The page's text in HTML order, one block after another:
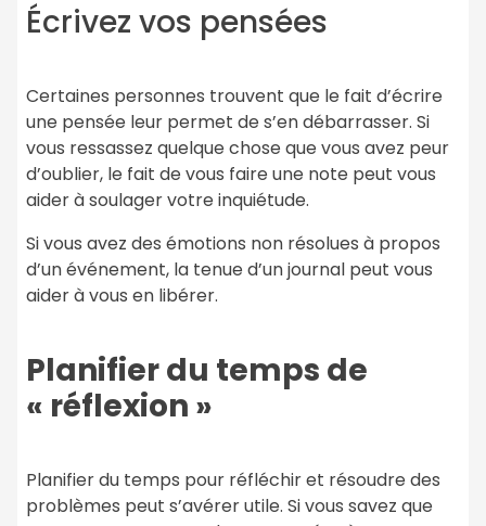
Écrivez vos pensées
Certaines personnes trouvent que le fait d’écrire
une pensée leur permet de s’en débarrasser. Si
vous ressassez quelque chose que vous avez peur
d’oublier, le fait de vous faire une note peut vous
aider à soulager votre inquiétude.
Si vous avez des émotions non résolues à propos
d’un événement, la tenue d’un journal peut vous
aider à vous en libérer.
Planifier du temps de
« réflexion »
Planifier du temps pour réfléchir et résoudre des
problèmes peut s’avérer utile. Si vous savez que